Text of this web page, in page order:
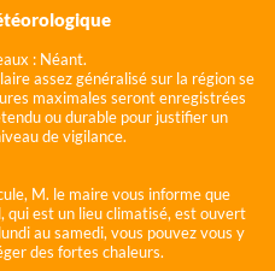
: Néant.
assez généralisé sur la région se
maximales seront enregistrées
ou durable pour justifier un
de vigilance.
M. le maire vous informe que
qui est un lieu climatisé, est ouvert
au samedi, vous pouvez vous y
des fortes chaleurs.